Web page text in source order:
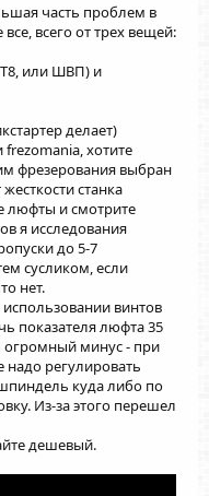
часть проблем в
всего от трех вещей:
Т8, или ШВП) и
делает)
frezomania , хотите
фрезерования выбран
станка
люфты и смотрите
я исследования
до 5-7
сусликом, если
нет.
винтов
показателя люфта 35
огромный минус - при
регулировать
куда либо по
Из-за этого перешел
дешевый.